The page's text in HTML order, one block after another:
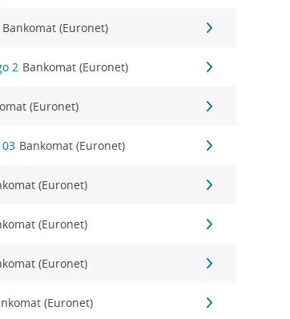
Bankomat (Euronet)
2 Bankomat (Euronet)
(Euronet)
Bankomat (Euronet)
(Euronet)
(Euronet)
(Euronet)
(Euronet)